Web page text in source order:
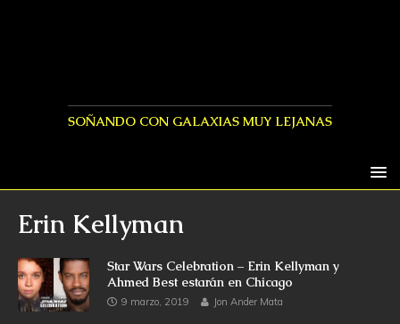
SOÑANDO CON GALAXIAS MUY LEJANAS
Erin Kellyman
Star Wars Celebration – Erin Kellyman y
Ahmed Best estarán en Chicago
9 marzo, 2019 Jon Ander Mata